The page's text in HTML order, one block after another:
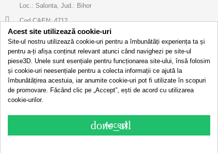
Loc.: Salonta, Jud.: Bihor
Cod CAEN: 4712
0771 695 908
hello@piese3d.ro
ABONEAZA-TE LA NEWSLETTER
Urmareste-ne pe rețelele sociale si fii primul care afla de noile noastre
promoții!
Acest site utilizează cookie-uri
Site-ul nostru utilizează cookie-uri pentru a îmbunătăți experiența ta și
pentru a-ți afișa conținut relevant atunci când navighezi pe site-ul
piese3D. Unele sunt esențiale pentru funcționarea site-ului, însă folosim
și cookie-uri neesențiale pentru a colecta informații ce ajută la
îmbunătățirea acestuia, iar anumite cookie-uri pot fi utilizate în scopuri
de promovare. Făcând clic pe „Accept”, ești de acord cu utilizarea
cookie-urilor.
done_all
Accept